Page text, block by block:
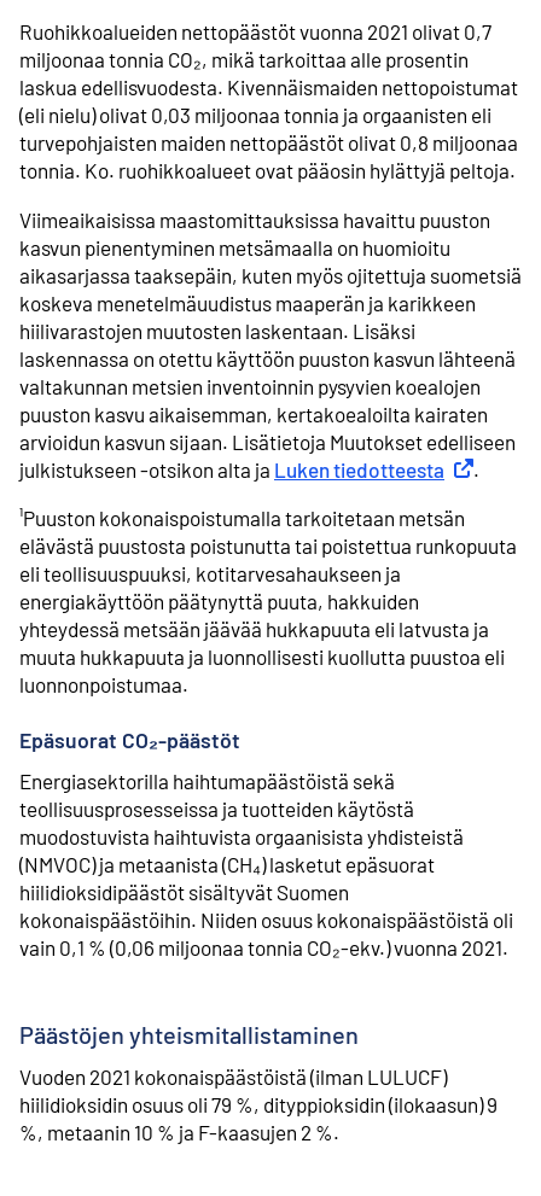
Ruohikkoalueiden nettopäästöt vuonna 2021 olivat 0,7
miljoonaa tonnia CO₂, mikä tarkoittaa alle prosentin
laskua edellisvuodesta. Kivennäismaiden nettopoistumat
(eli nielu) olivat 0,03 miljoonaa tonnia ja orgaanisten eli
turvepohjaisten maiden nettopäästöt olivat 0,8 miljoonaa
tonnia. Ko. ruohikkoalueet ovat pääosin hylättyjä peltoja.
Viimeaikaisissa maastomittauksissa havaittu puuston
kasvun pienentyminen metsämaalla on huomioitu
aikasarjassa taaksepäin, kuten myös ojitettuja suometsiä
koskeva menetelmäuudistus maaperän ja karikkeen
hiilivarastojen muutosten laskentaan. Lisäksi
laskennassa on otettu käyttöön puuston kasvun lähteenä
valtakunnan metsien inventoinnin pysyvien koealojen
puuston kasvu aikaisemman, kertakoealoilta kairaten
arvioidun kasvun sijaan. Lisätietoja Muutokset edelliseen
julkistukseen -otsikon alta ja Luken tiedotteesta Ulkoinen
.
¹Puuston kokonaispoistumalla tarkoitetaan metsän
elävästä puustosta poistunutta tai poistettua runkopuuta
eli teollisuuspuuksi, kotitarvesahaukseen ja
energiakäyttöön päätynyttä puuta, hakkuiden
yhteydessä metsään jäävää hukkapuuta eli latvusta ja
muuta hukkapuuta ja luonnollisesti kuollutta puustoa eli
luonnonpoistumaa.
Epäsuorat CO₂-päästöt
Energiasektorilla haihtumapäästöistä sekä
teollisuusprosesseissa ja tuotteiden käytöstä
muodostuvista haihtuvista orgaanisista yhdisteistä
(NMVOC) ja metaanista (CH₄) lasketut epäsuorat
hiilidioksidipäästöt sisältyvät Suomen
kokonaispäästöihin. Niiden osuus kokonaispäästöistä oli
vain 0,1 % (0,06 miljoonaa tonnia CO₂-ekv.) vuonna 2021.
Päästöjen yhteismitallistaminen
Vuoden 2021 kokonaispäästöistä (ilman LULUCF)
hiilidioksidin osuus oli 79 %, dityppioksidin (ilokaasun) 9
%, metaanin 10 % ja F-kaasujen 2 %.